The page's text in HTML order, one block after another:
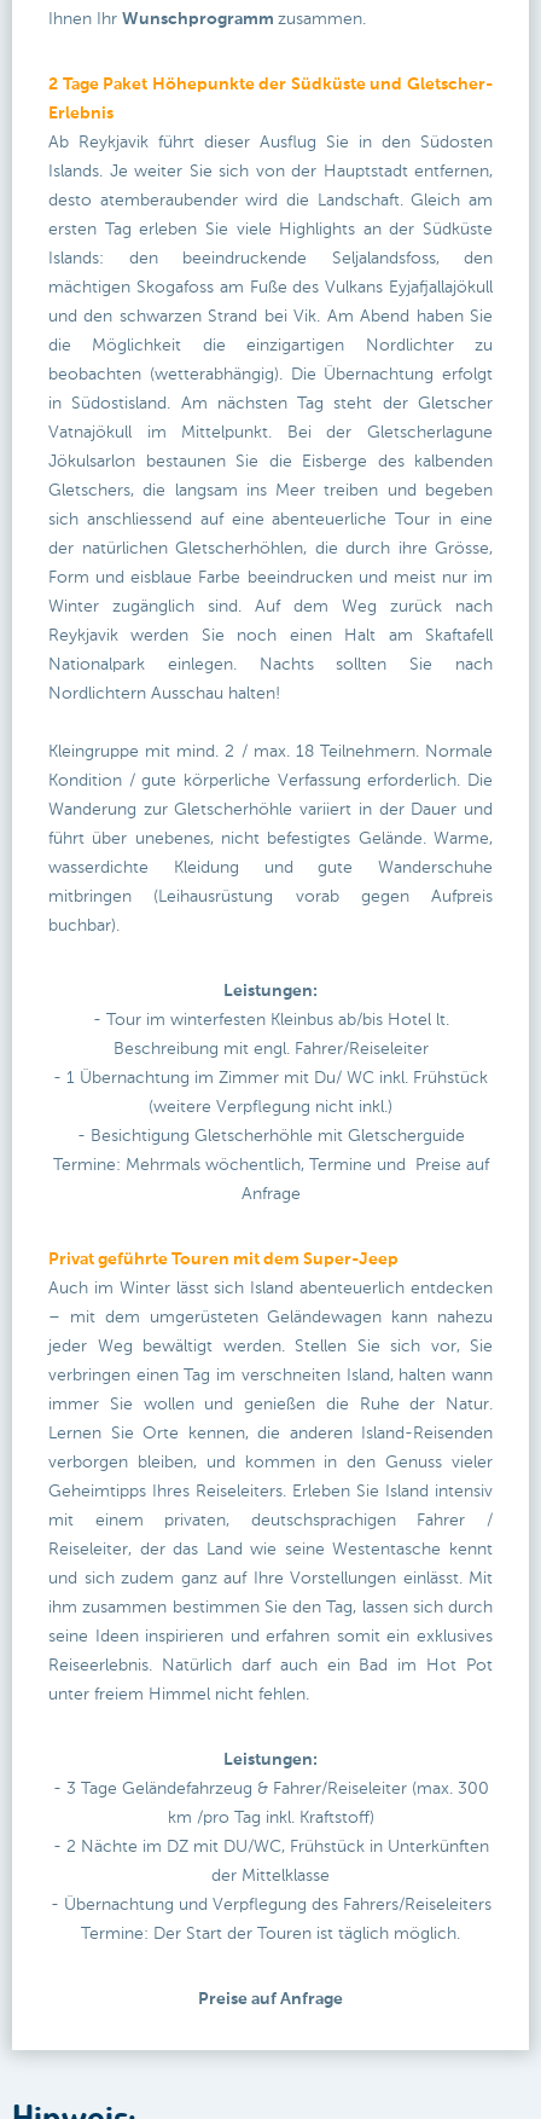
Ihnen Ihr Wunschprogramm zusammen.
2 Tage Paket Höhepunkte der Südküste und Gletscher-
Erlebnis
Ab Reykjavik führt dieser Ausflug Sie in den Südosten
Islands. Je weiter Sie sich von der Hauptstadt entfernen,
desto atemberaubender wird die Landschaft. Gleich am
ersten Tag erleben Sie viele Highlights an der Südküste
Islands: den beeindruckende Seljalandsfoss, den
mächtigen Skogafoss am Fuße des Vulkans Eyjafjallajökull
und den schwarzen Strand bei Vik. Am Abend haben Sie
die Möglichkeit die einzigartigen Nordlichter zu
beobachten (wetterabhängig). Die Übernachtung erfolgt
in Südostisland. Am nächsten Tag steht der Gletscher
Vatnajökull im Mittelpunkt. Bei der Gletscherlagune
Jökulsarlon bestaunen Sie die Eisberge des kalbenden
Gletschers, die langsam ins Meer treiben und begeben
sich anschliessend auf eine abenteuerliche Tour in eine
der natürlichen Gletscherhöhlen, die durch ihre Grösse,
Form und eisblaue Farbe beeindrucken und meist nur im
Winter zugänglich sind. Auf dem Weg zurück nach
Reykjavik werden Sie noch einen Halt am Skaftafell
Nationalpark einlegen. Nachts sollten Sie nach
Nordlichtern Ausschau halten!
Kleingruppe mit mind. 2 / max. 18 Teilnehmern. Normale
Kondition / gute körperliche Verfassung erforderlich. Die
Wanderung zur Gletscherhöhle variiert in der Dauer und
führt über unebenes, nicht befestigtes Gelände. Warme,
wasserdichte Kleidung und gute Wanderschuhe
mitbringen (Leihausrüstung vorab gegen Aufpreis
buchbar).
Leistungen:
- Tour im winterfesten Kleinbus ab/bis Hotel lt.
Beschreibung mit engl. Fahrer/Reiseleiter
- 1 Übernachtung im Zimmer mit Du/ WC inkl. Frühstück
(weitere Verpflegung nicht inkl.)
- Besichtigung Gletscherhöhle mit Gletscherguide
Termine: Mehrmals wöchentlich, Termine und Preise auf
Anfrage
Privat geführte Touren mit dem Super-Jeep
Auch im Winter lässt sich Island abenteuerlich entdecken
– mit dem umgerüsteten Geländewagen kann nahezu
jeder Weg bewältigt werden. Stellen Sie sich vor, Sie
verbringen einen Tag im verschneiten Island, halten wann
immer Sie wollen und genießen die Ruhe der Natur.
Lernen Sie Orte kennen, die anderen Island-Reisenden
verborgen bleiben, und kommen in den Genuss vieler
Geheimtipps Ihres Reiseleiters. Erleben Sie Island intensiv
mit einem privaten, deutschsprachigen Fahrer /
Reiseleiter, der das Land wie seine Westentasche kennt
und sich zudem ganz auf Ihre Vorstellungen einlässt. Mit
ihm zusammen bestimmen Sie den Tag, lassen sich durch
seine Ideen inspirieren und erfahren somit ein exklusives
Reiseerlebnis. Natürlich darf auch ein Bad im Hot Pot
unter freiem Himmel nicht fehlen.
Leistungen:
- 3 Tage Geländefahrzeug & Fahrer/Reiseleiter (max. 300
km /pro Tag inkl. Kraftstoff)
- 2 Nächte im DZ mit DU/WC, Frühstück in Unterkünften
der Mittelklasse
- Übernachtung und Verpflegung des Fahrers/Reiseleiters
Termine: Der Start der Touren ist täglich möglich.
Preise auf Anfrage